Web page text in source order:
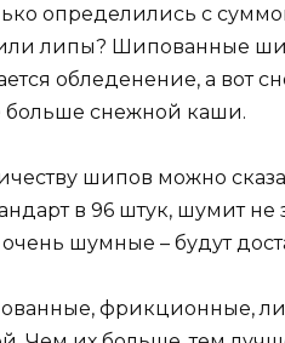
определились с
липы? Шипованные
обледенение, а вот
больше снежной каши.
шипов можно
в 96 штук, шумит
шумные – будут
фрикционные,